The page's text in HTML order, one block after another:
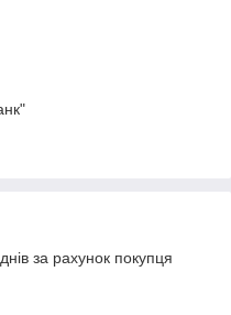
за рахунок покупця